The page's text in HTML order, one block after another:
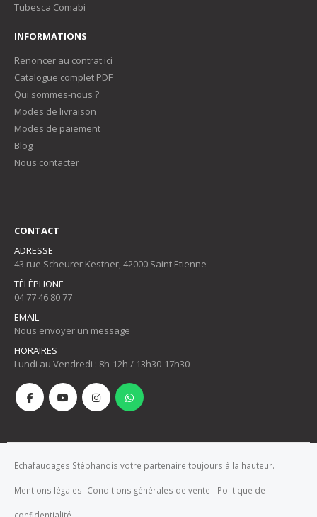
Tubesca Comabi
INFORMATIONS
Renoncer au contrat ici
Catalogue complet PDF
Qui sommes-nous ?
Modes de livraison
Modes de paiement
Blog
Nous contacter
CONTACT
ADRESSE
43 rue Scheurer Kestner, 42000 Saint Etienne
TÉLÉPHONE
04 77 46 80 77
EMAIL
Nous envoyer un message
HORAIRES
Lundi au Vendredi : 8h-12h / 13h30-17h30
Echafaudages Stéphanois votre partenaire toujours à la hauteur.
Mentions légales -Conditions générales de vente - Politique de